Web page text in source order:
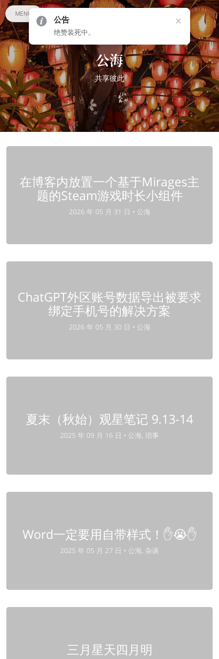
MENU
公海
共享彼此
在博客内放置一个基于Mirages主
题的Steam游戏时长小组件
2026 年 05 月 31 日 • 公海
ChatGPT外区账号数据导出被要求
绑定手机号的解决方案
2026 年 05 月 30 日 • 公海
夏末（秋始）观星笔记 9.13-14
2025 年 09 月 16 日 • 公海, 琐事
Word一定要用自带样式！✋😭✋
2025 年 05 月 27 日 • 公海, 杂谈
三月星天四月明
公告
绝赞装死中。